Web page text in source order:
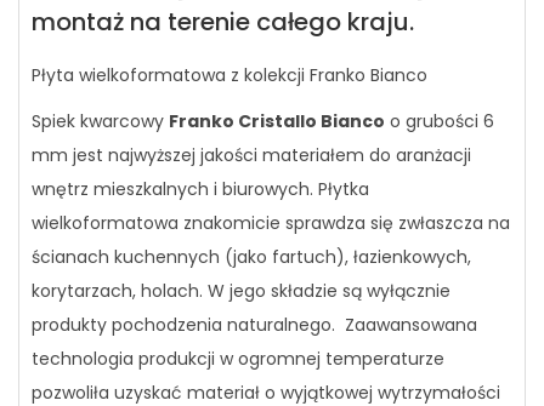
montaż na terenie całego kraju.
Płyta wielkoformatowa z kolekcji Franko Bianco
Spiek kwarcowy Franko Cristallo Bianco o grubości 6
mm jest najwyższej jakości materiałem do aranżacji
wnętrz mieszkalnych i biurowych. Płytka
wielkoformatowa znakomicie sprawdza się zwłaszcza na
ścianach kuchennych (jako fartuch), łazienkowych,
korytarzach, holach. W jego składzie są wyłącznie
produkty pochodzenia naturalnego. Zaawansowana
technologia produkcji w ogromnej temperaturze
pozwoliła uzyskać materiał o wyjątkowej wytrzymałości